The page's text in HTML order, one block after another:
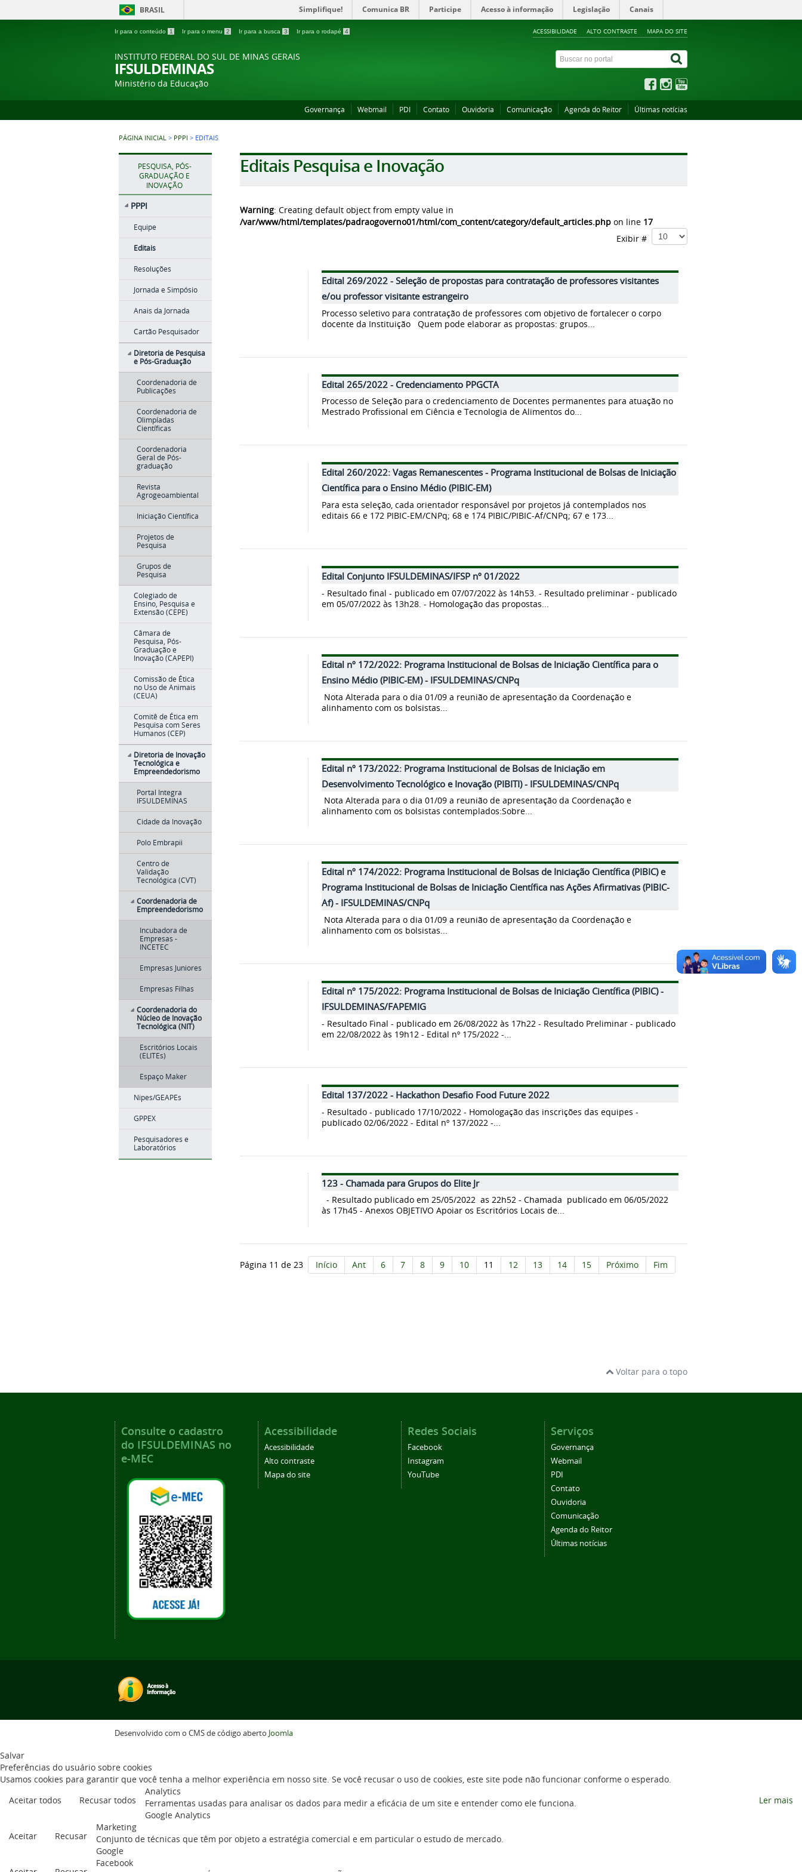
BRASIL Simplifique! Comunica BR Participe Acesso à informação Legislação Canais
Ir para o conteúdo 1 Ir para o menu 2 Ir para a busca 3 Ir para o rodapé 4 ACESSIBILIDADE ALTO CONTRASTE MAPA DO SITE
INSTITUTO FEDERAL DO SUL DE MINAS GERAIS
IFSULDEMINAS
Ministério da Educação
Governança Webmail PDI Contato Ouvidoria Comunicação Agenda do Reitor Últimas notícias
PÁGINA INICIAL > PPPI > EDITAIS
PESQUISA, PÓS-
GRADUAÇÃO E
INOVAÇÃO
PPPI
Equipe
Editais
Resoluções
Jornada e Simpósio
Anais da Jornada
Cartão Pesquisador
Diretoria de Pesquisa
e Pós-Graduação
Coordenadoria de
Publicações
Coordenadoria de
Olimpíadas
Científicas
Coordenadoria
Geral de Pós-
graduação
Revista
Agrogeoambiental
Iniciação Científica
Projetos de
Pesquisa
Grupos de
Pesquisa
Colegiado de
Ensino, Pesquisa e
Extensão (CEPE)
Câmara de
Pesquisa, Pós-
Graduação e
Inovação (CAPEPI)
Comissão de Ética
no Uso de Animais
(CEUA)
Comitê de Ética em
Pesquisa com Seres
Humanos (CEP)
Diretoria de Inovação
Tecnológica e
Empreendedorismo
Portal Integra
IFSULDEMINAS
Cidade da Inovação
Polo Embrapii
Centro de
Validação
Tecnológica (CVT)
Coordenadoria de
Empreendedorismo
Incubadora de
Empresas -
INCETEC
Empresas Juniores
Empresas Filhas
Coordenadoria do
Núcleo de Inovação
Tecnológica (NIT)
Escritórios Locais
(ELITEs)
Espaço Maker
Nipes/GEAPEs
GPPEX
Pesquisadores e
Laboratórios
Editais Pesquisa e Inovação
Warning: Creating default object from empty value in
/var/www/html/templates/padraogoverno01/html/com_content/category/default_articles.php on line 17
Exibir #
Edital 269/2022 - Seleção de propostas para contratação de professores visitantes
e/ou professor visitante estrangeiro
Processo seletivo para contratação de professores com objetivo de fortalecer o corpo
docente da Instituição Quem pode elaborar as propostas: grupos...
Edital 265/2022 - Credenciamento PPGCTA
Processo de Seleção para o credenciamento de Docentes permanentes para atuação no
Mestrado Profissional em Ciência e Tecnologia de Alimentos do...
Edital 260/2022: Vagas Remanescentes - Programa Institucional de Bolsas de Iniciação
Científica para o Ensino Médio (PIBIC-EM)
Para esta seleção, cada orientador responsável por projetos já contemplados nos
editais 66 e 172 PIBIC-EM/CNPq; 68 e 174 PIBIC/PIBIC-Af/CNPq; 67 e 173...
Edital Conjunto IFSULDEMINAS/IFSP nº 01/2022
- Resultado final - publicado em 07/07/2022 às 14h53. - Resultado preliminar - publicado
em 05/07/2022 às 13h28. - Homologação das propostas...
Edital nº 172/2022: Programa Institucional de Bolsas de Iniciação Científica para o
Ensino Médio (PIBIC-EM) - IFSULDEMINAS/CNPq
Nota Alterada para o dia 01/09 a reunião de apresentação da Coordenação e
alinhamento com os bolsistas...
Edital nº 173/2022: Programa Institucional de Bolsas de Iniciação em
Desenvolvimento Tecnológico e Inovação (PIBITI) - IFSULDEMINAS/CNPq
Nota Alterada para o dia 01/09 a reunião de apresentação da Coordenação e
alinhamento com os bolsistas contemplados:Sobre...
Edital nº 174/2022: Programa Institucional de Bolsas de Iniciação Científica (PIBIC) e
Programa Institucional de Bolsas de Iniciação Científica nas Ações Afirmativas (PIBIC-
Af) - IFSULDEMINAS/CNPq
Nota Alterada para o dia 01/09 a reunião de apresentação da Coordenação e
alinhamento com os bolsistas...
Edital nº 175/2022: Programa Institucional de Bolsas de Iniciação Científica (PIBIC) -
IFSULDEMINAS/FAPEMIG
- Resultado Final - publicado em 26/08/2022 às 17h22 - Resultado Preliminar - publicado
em 22/08/2022 às 19h12 - Edital nº 175/2022 -...
Edital 137/2022 - Hackathon Desafio Food Future 2022
- Resultado - publicado 17/10/2022 - Homologação das inscrições das equipes -
publicado 02/06/2022 - Edital nº 137/2022 -...
123 - Chamada para Grupos do Elite Jr
- Resultado publicado em 25/05/2022 as 22h52 - Chamada publicado em 06/05/2022
às 17h45 - Anexos OBJETIVO Apoiar os Escritórios Locais de...
Página 11 de 23 Início Ant 6 7 8 9 10 11 12 13 14 15 Próximo Fim
Voltar para o topo
Consulte o cadastro
do IFSULDEMINAS no
e-MEC
Acessibilidade
Acessibilidade
Alto contraste
Mapa do site
Redes Sociais
Facebook
Instagram
YouTube
Serviços
Governança
Webmail
PDI
Contato
Ouvidoria
Comunicação
Agenda do Reitor
Últimas notícias
Desenvolvido com o CMS de código aberto Joomla
Salvar
Preferências do usuário sobre cookies
Usamos cookies para garantir que você tenha a melhor experiência em nosso site. Se você recusar o uso de cookies, este site pode não funcionar conforme o esperado.
Aceitar todos
Recusar todos Ler mais
Analytics
Ferramentas usadas para analisar os dados para medir a eficácia de um site e entender como ele funciona.
Google Analytics
Aceitar
Recusar
Marketing
Conjunto de técnicas que têm por objeto a estratégia comercial e em particular o estudo de mercado.
Google
Facebook